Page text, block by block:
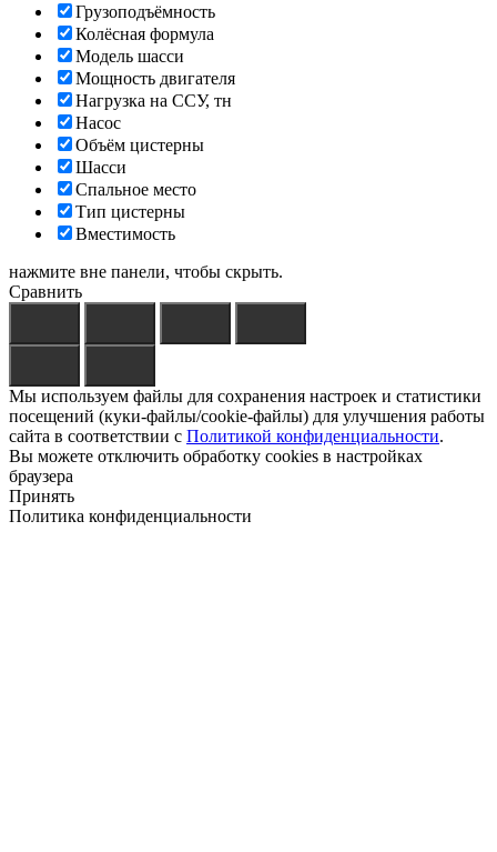
Грузоподъёмность
Колёсная формула
Модель шасси
Мощность двигателя
Нагрузка на ССУ, тн
Насос
Объём цистерны
Шасси
Спальное место
Тип цистерны
Вместимость
нажмите вне панели, чтобы скрыть.
Сравнить
Мы используем файлы для сохранения настроек и статистики
посещений (куки-файлы/cookie-файлы) для улучшения работы
сайта в соответствии с Политикой конфиденциальности.
Вы можете отключить обработку cookies в настройках
браузера
Принять
Политика конфиденциальности